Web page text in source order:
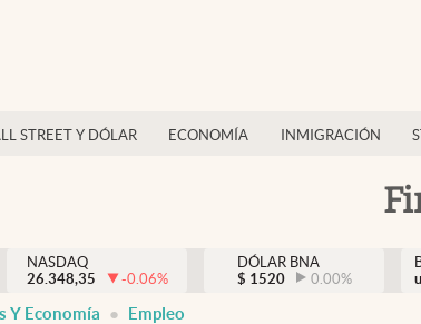
STREET Y DÓLAR ECONOMÍA INMIGRACIÓN
NASDAQ
26.348,35
-0.06%
DÓLAR BNA
$ 1520 0.00%
Y Economía Empleo